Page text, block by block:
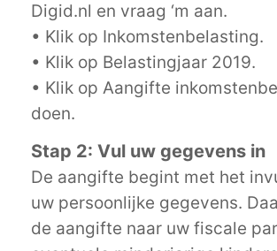
Digid.nl en vraag ‘m aan.
• Klik op Inkomstenbelasting.
• Klik op Belastingjaar 2019.
• Klik op Aangifte
doen.
Stap 2: Vul uw gegevens in
De aangifte begint met het
uw persoonlijke gegevens.
de aangifte naar uw fiscale